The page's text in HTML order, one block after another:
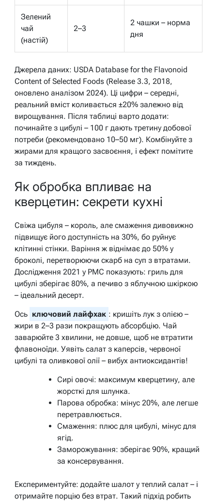
Зелений
чай
(настій)
2–3
2 чашки – норма
дня
Джерела даних: USDA Database for the Flavonoid
Content of Selected Foods (Release 3.3, 2018,
оновлено аналізом 2024). Ці цифри – середні,
реальний вміст коливається ±20% залежно від
вирощування. Після таблиці варто додати:
починайте з цибулі – 100 г дають третину добової
потреби (рекомендовано 10–50 мг). Комбінуйте з
жирами для кращого засвоєння, і ефект помітите
за тиждень.
Як обробка впливає на
кверцетин: секрети кухні
Свіжа цибуля – король, але смаження дивовижно
підвищує його доступність на 30%, бо руйнує
клітинні стінки. Варіння ж віднімає до 50% у
броколі, перетворюючи скарб на суп з втратами.
Дослідження 2021 у PMC показують: гриль для
цибулі зберігає 80%, а печиво з яблучною шкіркою
– ідеальний десерт.
Ось ключовий лайфхак : кришіть лук з олією –
жири в 2–3 рази покращують абсорбцію. Чай
заварюйте 3 хвилини, не довше, щоб не втратити
флавоноїди. Уявіть салат з каперсів, червоної
цибулі та оливкової олії – вибух антиоксидантів!
Сирі овочі: максимум кверцетину, але
жорсткі для шлунка.
Парова обробка: мінус 20%, але легше
перетравлюється.
Смаження: плюс для цибулі, мінус для
ягід.
Заморожування: зберігає 90%, кращий
за консервування.
Експериментуйте: додайте шалот у теплий салат – і
отримайте порцію без втрат. Такий підхід робить